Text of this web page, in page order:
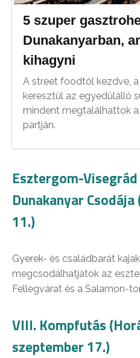
5 szuper
Dunakanyarban,
kihagyni
A street foodtól kezdve,
keresztül az egyedülálló
mindent megtalálhattok
partján.
Esztergom-
Dunakanyar
11.)
Gyerek- és családbarát
megcsodálhatjátok az
Fellegvárat és a Salamon-
VIII. Kompfutás
szeptember 17.)